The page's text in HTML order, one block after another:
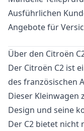
Ausführlichen
Angebote für
Über den Citroën
Der Citroën C2 ist
des französischen
Dieser Kleinwagen
Design und seine
Der C2 bietet nicht